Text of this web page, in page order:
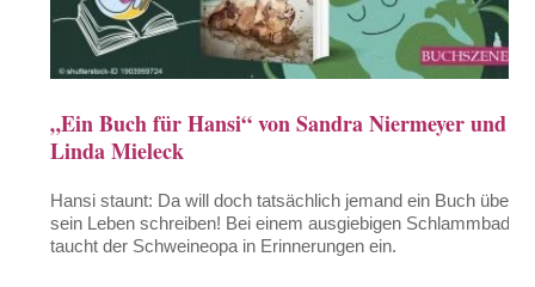
„Ein Buch für Hansi“ von Sandra Niermeyer und
Linda Mieleck
Hansi staunt: Da will doch tatsächlich jemand ein Buch über
sein Leben schreiben! Bei einem ausgiebigen Schlammbad
taucht der Schweineopa in Erinnerungen ein.